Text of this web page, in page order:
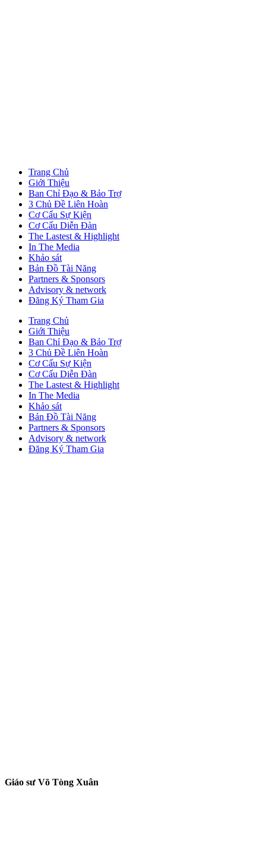
Trang Chủ
Giới Thiệu
Ban Chỉ Đạo & Bảo Trợ
3 Chủ Đề Liên Hoàn
Cơ Cấu Sự Kiện
Cơ Cấu Diễn Đàn
The Lastest & Highlight
In The Media
Khảo sát
Bản Đồ Tài Năng
Partners & Sponsors
Advisory & network
Đăng Ký Tham Gia
Trang Chủ
Giới Thiệu
Ban Chỉ Đạo & Bảo Trợ
3 Chủ Đề Liên Hoàn
Cơ Cấu Sự Kiện
Cơ Cấu Diễn Đàn
The Lastest & Highlight
In The Media
Khảo sát
Bản Đồ Tài Năng
Partners & Sponsors
Advisory & network
Đăng Ký Tham Gia
Giáo sư Võ Tòng Xuân